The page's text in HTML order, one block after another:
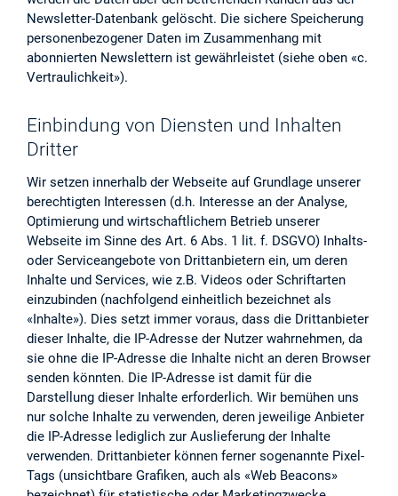
Newsletter-Datenbank gelöscht. Die sichere Speicherung
personenbezogener Daten im Zusammenhang mit
abonnierten Newslettern ist gewährleistet (siehe oben «c.
Vertraulichkeit»).
Einbindung von Diensten und Inhalten
Dritter
Wir setzen innerhalb der Webseite auf Grundlage unserer
berechtigten Interessen (d.h. Interesse an der Analyse,
Optimierung und wirtschaftlichem Betrieb unserer
Webseite im Sinne des Art. 6 Abs. 1 lit. f. DSGVO) Inhalts-
oder Serviceangebote von Drittanbietern ein, um deren
Inhalte und Services, wie z.B. Videos oder Schriftarten
einzubinden (nachfolgend einheitlich bezeichnet als
«Inhalte»). Dies setzt immer voraus, dass die Drittanbieter
dieser Inhalte, die IP-Adresse der Nutzer wahrnehmen, da
sie ohne die IP-Adresse die Inhalte nicht an deren Browser
senden könnten. Die IP-Adresse ist damit für die
Darstellung dieser Inhalte erforderlich. Wir bemühen uns
nur solche Inhalte zu verwenden, deren jeweilige Anbieter
die IP-Adresse lediglich zur Auslieferung der Inhalte
verwenden. Drittanbieter können ferner sogenannte Pixel-
Tags (unsichtbare Grafiken, auch als «Web Beacons»